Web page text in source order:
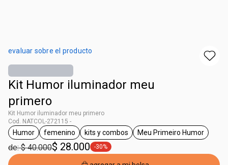
evaluar sobre el producto
Kit Humor iluminador meu
primero
Kit Humor iluminador meu primero
Cod. NATCOL-272115 -
general.tag Humor
Humor
general.tag femenino
femenino
general.tag kits y combos
kits y combos
general.tag Meu
Meu Primeiro Humor
de: $ 40.000$ 28.000 general.tag -30%
-30%